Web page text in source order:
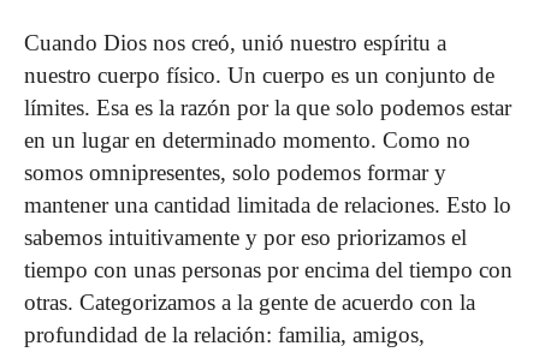
Cuando Dios nos creó, unió nuestro espíritu a
nuestro cuerpo físico. Un cuerpo es un conjunto de
límites. Esa es la razón por la que solo podemos estar
en un lugar en deter­minado momento. Como no
somos omnipresentes, solo po­demos formar y
mantener una cantidad limitada de relacio­nes. Esto lo
sabemos intuitivamente y por eso priorizamos el
tiempo con unas personas por encima del tiempo con
otras. Categorizamos a la gente de acuerdo con la
profundidad de la relación: familia, amigos,